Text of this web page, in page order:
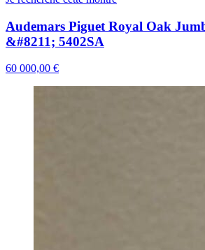
Audemars Piguet Royal Oak
&#8211; 5402SA
60 000,00 €